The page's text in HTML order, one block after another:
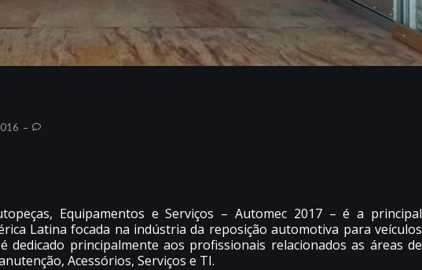
Equipamentos e Serviços – Automec 2017 – é a principal
Latina focada na indústria da reposição automotiva para veículos
dedicado principalmente aos profissionais relacionados as áreas de
Acessórios, Serviços e TI.